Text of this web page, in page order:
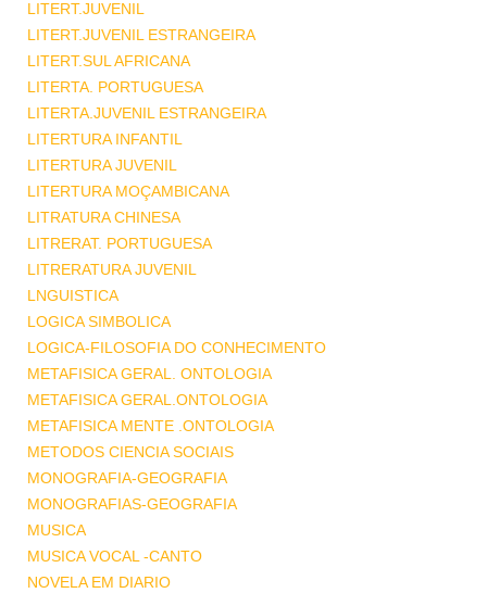
LITERT.JUVENIL
LITERT.JUVENIL ESTRANGEIRA
LITERT.SUL AFRICANA
LITERTA. PORTUGUESA
LITERTA.JUVENIL ESTRANGEIRA
LITERTURA INFANTIL
LITERTURA JUVENIL
LITERTURA MOÇAMBICANA
LITRATURA CHINESA
LITRERAT. PORTUGUESA
LITRERATURA JUVENIL
LNGUISTICA
LOGICA SIMBOLICA
LOGICA-FILOSOFIA DO CONHECIMENTO
METAFISICA GERAL. ONTOLOGIA
METAFISICA GERAL.ONTOLOGIA
METAFISICA MENTE .ONTOLOGIA
METODOS CIENCIA SOCIAIS
MONOGRAFIA-GEOGRAFIA
MONOGRAFIAS-GEOGRAFIA
MUSICA
MUSICA VOCAL -CANTO
NOVELA EM DIARIO